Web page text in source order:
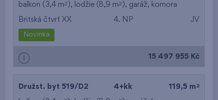
od největší dispozice
od nejnižšího patra
balkon (3,4 m2 ), lodžie (8,9 m2 ), garáž, komora
Britská čtvrť XX 4. NP JV
Novinka
i 15 497 955 Kč
Družst. byt 519/D2 4+kk 119,5 m 2